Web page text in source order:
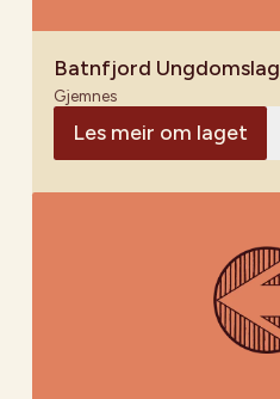
Batnfjord Ungdomslag
Gjemnes
Les meir om laget